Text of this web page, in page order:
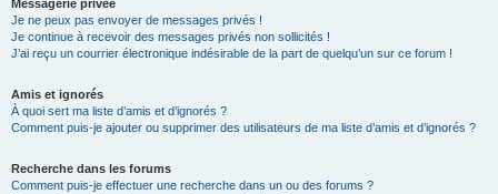
Messagerie privée
Je ne peux pas envoyer de messages privés !
Je continue à recevoir des messages privés non sollicités !
J’ai reçu un courrier électronique indésirable de la part de quelqu’un sur ce forum !
Amis et ignorés
À quoi sert ma liste d’amis et d’ignorés ?
Comment puis-je ajouter ou supprimer des utilisateurs de ma liste d’amis et d’ignorés ?
Recherche dans les forums
Comment puis-je effectuer une recherche dans un ou des forums ?